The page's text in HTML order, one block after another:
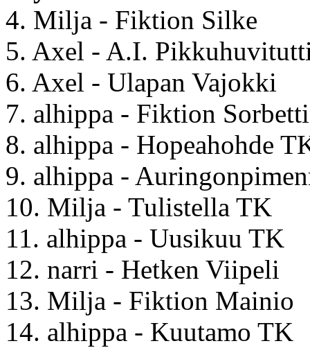
4. Milja - Fiktion Silke
5. Axel - A.I.
6. Axel - Ulapan Vajokki
7. alhippa - Fiktion Sorbetti
8. alhippa - Hopeahohde
9. alhippa -
10. Milja - Tulistella TK
11. alhippa - Uusikuu TK
12. narri - Hetken Viipeli
13. Milja - Fiktion Mainio
14. alhippa - Kuutamo TK